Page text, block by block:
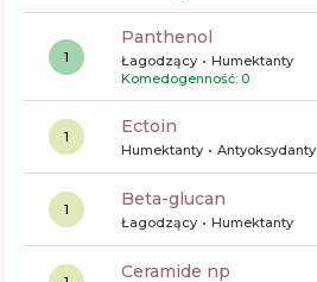
1
panthenol
Łagodzący
Humektanty
Komedogenność: 0
1 ectoin
Humektanty Antyoksydanty
1 beta-glucan
Łagodzący Humektanty
ceramide np